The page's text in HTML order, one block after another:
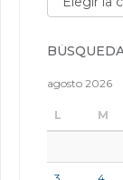
agosto 2026
L M